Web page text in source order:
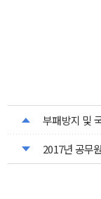
부패방지 및
2017년 공무